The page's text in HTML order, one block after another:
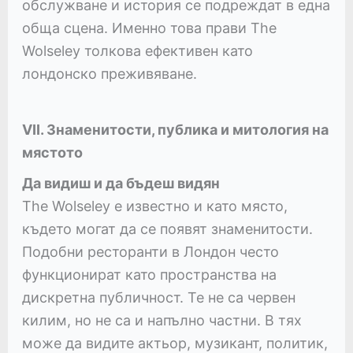
обслужване и история се подреждат в една
обща сцена. Именно това прави The
Wolseley толкова ефективен като
лондонско преживяване.
VII. Знаменитости, публика и митология на
мястото
Да видиш и да бъдеш видян
The Wolseley е известно и като място,
където могат да се появят знаменитости.
Подобни ресторанти в Лондон често
функционират като пространства на
дискретна публичност. Те не са червен
килим, но не са и напълно частни. В тях
може да видите актьор, музикант, политик,